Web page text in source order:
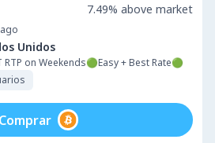
Unidos
RTP on Weekends🟢Easy + Best Rate🟢
7.49% above market
Comprar